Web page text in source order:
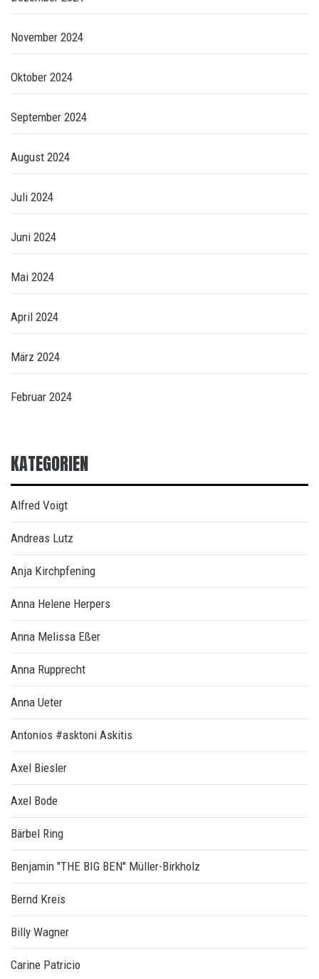
November 2024
Oktober 2024
September 2024
August 2024
Juli 2024
Juni 2024
Mai 2024
April 2024
März 2024
Februar 2024
KATEGORIEN
Alfred Voigt
Andreas Lutz
Anja Kirchpfening
Anna Helene Herpers
Anna Melissa Eßer
Anna Rupprecht
Anna Ueter
Antonios #asktoni Askitis
Axel Biesler
Axel Bode
Bärbel Ring
Benjamin "THE BIG BEN" Müller-Birkholz
Bernd Kreis
Billy Wagner
Carine Patricio